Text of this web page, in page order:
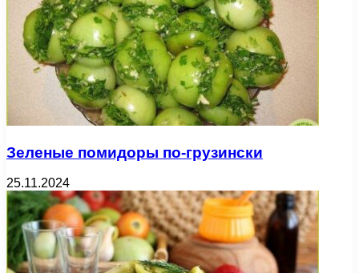
Зеленые помидоры по-грузински
25.11.2024